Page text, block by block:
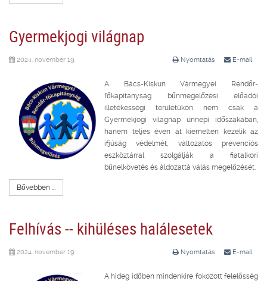
Gyermekjogi világnap
Nyomtatás E-mail
2024. november 19.
A Bács-Kiskun Vármegyei Rendőr-
főkapitányság bűnmegelőzési előadói
illetékességi területükön nem csak a
Gyermekjogi világnap ünnepi időszakában,
hanem teljes éven át kiemelten kezelik az
ifjúság védelmét, változatos prevenciós
eszköztárral szolgálják a fiatalkori
bűnelkövetés és áldozattá válás megelőzését.
Bővebben ...
Felhívás -- kihüléses halálesetek
Nyomtatás E-mail
2024. november 19.
A hideg időben mindenkire fokozott felelősség